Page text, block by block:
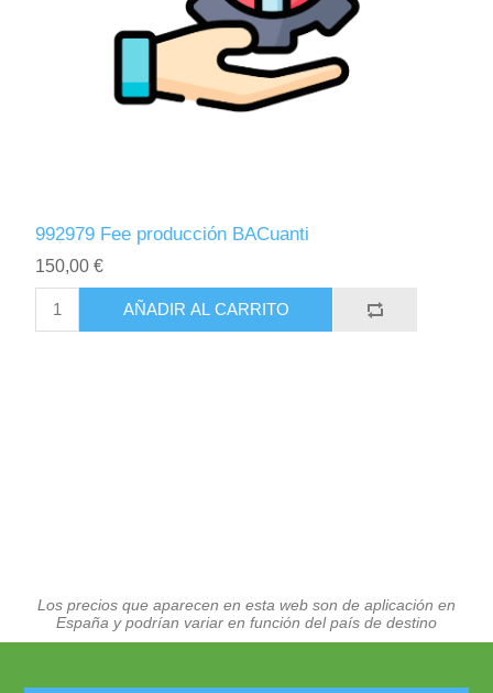
992979 Fee producción BACuanti
150,00 €
AÑADIR AL CARRITO
Los precios que aparecen en esta web son de aplicación en
España y podrían variar en función del país de destino